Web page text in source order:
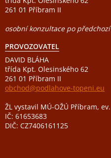
261 01 Příbram II
osobní konzultace po
PROVOZOVATEL
DAVID BLÁHA
třída Kpt. Olesinského 62
261 01 Příbram II
obchod@podlahove-topeni.eu
ŽL vystavil MÚ-OŽÚ Příbram,
IČ: 61653683
DIČ: CZ7406161125